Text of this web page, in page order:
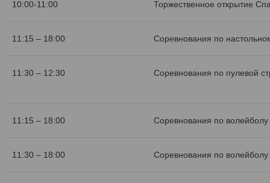
10:00-11:00 Торжественное открытие
11:15 – 18:00 Соревнования по
11:30 – 12:30 Соревнования по пулевой
11:15 – 18:00 Соревнования по
11:30 – 18:00 Соревнования по